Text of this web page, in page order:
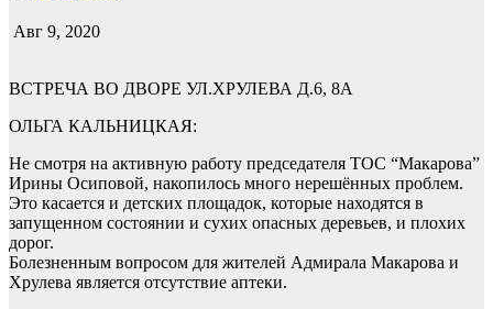
Авг 9, 2020
ВСТРЕЧА ВО ДВОРЕ УЛ.ХРУЛЕВА Д.6, 8А
ОЛЬГА КАЛЬНИЦКАЯ:
Не смотря на активную работу председателя ТОС “Макарова”
Ирины Осиповой, накопилось много нерешённых проблем.
Это касается и детских площадок, которые находятся в
запущенном состоянии и сухих опасных деревьев, и плохих
дорог.
Болезненным вопросом для жителей Адмирала Макарова и
Хрулева является отсутствие аптеки.